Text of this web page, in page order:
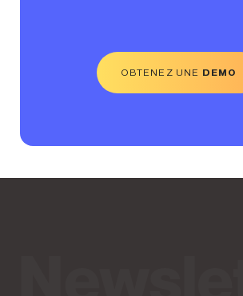
OBTENEZ UNE DEMO